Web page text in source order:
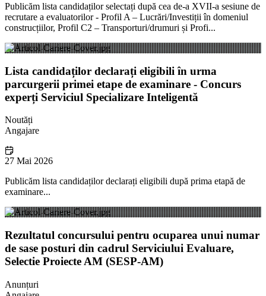
Publicăm lista candidaților selectați după cea de-a XVII-a sesiune de
recrutare a evaluatorilor - Profil A – Lucrări/Investiții în domeniul
construcțiilor, Profil C2 – Transporturi/drumuri și Profi...
Lista candidaților declarați eligibili în urma
parcurgerii primei etape de examinare - Concurs
experți Serviciul Specializare Inteligentă
Noutăți
Angajare
27 Mai 2026
Publicăm lista candidaților declarați eligibili după prima etapă de
examinare...
Rezultatul concursului pentru ocuparea unui numar
de sase posturi din cadrul Serviciului Evaluare,
Selectie Proiecte AM (SESP-AM)
Anunțuri